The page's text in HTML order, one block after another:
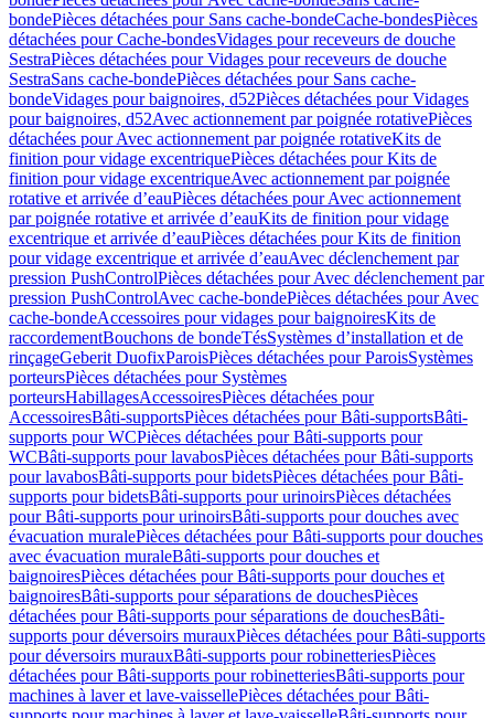
bondePièces détachées pour Sans cache-bondeCache-bondesPièces
détachées pour Cache-bondesVidages pour receveurs de douche
SestraPièces détachées pour Vidages pour receveurs de douche
SestraSans cache-bondePièces détachées pour Sans cache-
bondeVidages pour baignoires, d52Pièces détachées pour Vidages
pour baignoires, d52Avec actionnement par poignée rotativePièces
détachées pour Avec actionnement par poignée rotativeKits de
finition pour vidage excentriquePièces détachées pour Kits de
finition pour vidage excentriqueAvec actionnement par poignée
rotative et arrivée d’eauPièces détachées pour Avec actionnement
par poignée rotative et arrivée d’eauKits de finition pour vidage
excentrique et arrivée d’eauPièces détachées pour Kits de finition
pour vidage excentrique et arrivée d’eauAvec déclenchement par
pression PushControlPièces détachées pour Avec déclenchement par
pression PushControlAvec cache-bondePièces détachées pour Avec
cache-bondeAccessoires pour vidages pour baignoiresKits de
raccordementBouchons de bondeTésSystèmes d’installation et de
rinçageGeberit DuofixParoisPièces détachées pour ParoisSystèmes
porteursPièces détachées pour Systèmes
porteursHabillagesAccessoiresPièces détachées pour
AccessoiresBâti-supportsPièces détachées pour Bâti-supportsBâti-
supports pour WCPièces détachées pour Bâti-supports pour
WCBâti-supports pour lavabosPièces détachées pour Bâti-supports
pour lavabosBâti-supports pour bidetsPièces détachées pour Bâti-
supports pour bidetsBâti-supports pour urinoirsPièces détachées
pour Bâti-supports pour urinoirsBâti-supports pour douches avec
évacuation muralePièces détachées pour Bâti-supports pour douches
avec évacuation muraleBâti-supports pour douches et
baignoiresPièces détachées pour Bâti-supports pour douches et
baignoiresBâti-supports pour séparations de douchesPièces
détachées pour Bâti-supports pour séparations de douchesBâti-
supports pour déversoirs murauxPièces détachées pour Bâti-supports
pour déversoirs murauxBâti-supports pour robinetteriesPièces
détachées pour Bâti-supports pour robinetteriesBâti-supports pour
machines à laver et lave-vaissellePièces détachées pour Bâti-